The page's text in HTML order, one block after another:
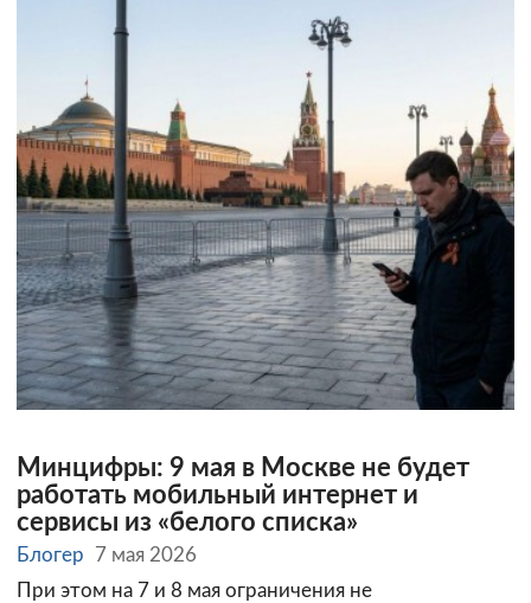
Минцифры: 9 мая в Москве не будет
работать мобильный интернет и
сервисы из «белого списка»
Блогер
7 мая 2026
При этом на 7 и 8 мая ограничения не